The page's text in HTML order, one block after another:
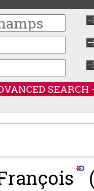
SEARCH